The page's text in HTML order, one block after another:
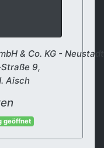
& Co. KG -
9,
Aisch
geöffnet